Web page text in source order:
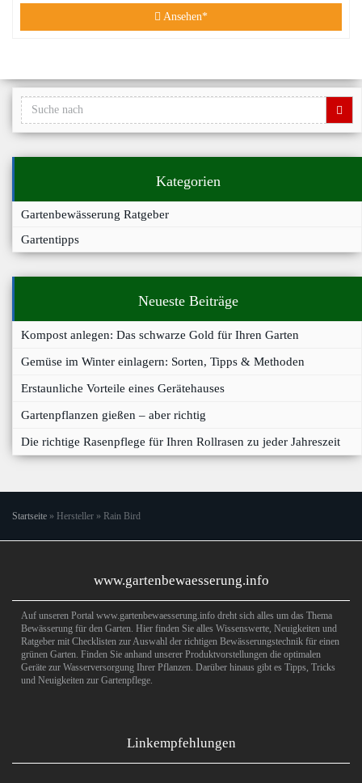
Ansehen*
Kategorien
Gartenbewässerung Ratgeber
Gartentipps
Neueste Beiträge
Kompost anlegen: Das schwarze Gold für Ihren Garten
Gemüse im Winter einlagern: Sorten, Tipps & Methoden
Erstaunliche Vorteile eines Gerätehauses
Gartenpflanzen gießen – aber richtig
Die richtige Rasenpflege für Ihren Rollrasen zu jeder Jahreszeit
Startseite » Hersteller » Rain Bird
www.gartenbewaesserung.info
Auf unseren Portal www.gartenbewaesserung.info dreht sich alles um das Thema
Bewässerung für den Garten. Hier finden Sie alles Wissenswerte, Neuigkeiten und
Ratgeber mit Checklisten zur Auswahl der richtigen Bewässerungstechnik für einen
grünen Garten. Finden Sie anhand unserer Produktvorstellungen die optimalen
Geräte zur Wasserversorgung Ihrer Pflanzen. Darüber hinaus gibt es Tipps, Tricks
und Neuigkeiten zur Gartenpflege.
Linkempfehlungen